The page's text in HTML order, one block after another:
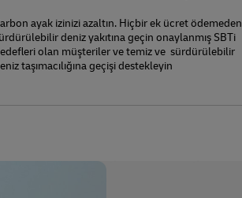
ayak izinizi azaltın. Hiçbir ek ücret ödemeden
deniz yakıtına geçin onaylanmış SBTi
olan müşteriler ve temiz ve sürdürülebilir
taşımacılığına geçişi destekleyin